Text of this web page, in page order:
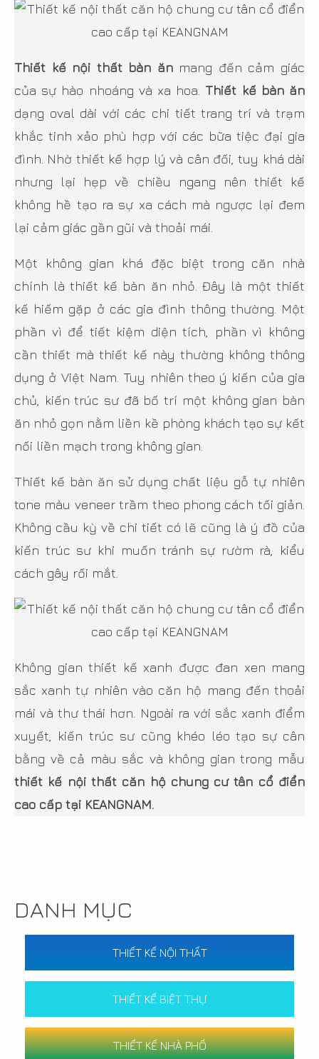
Thiết kế nội thất bàn ănmang đến cảm giác
của sự hào nhoáng và xa hoa.Thiết kế bàn ăn
dạng oval dài với các chi tiết trang trí và trạm
khắc tinh xảo phù hợp với các bữa tiệc đại gia
đình. Nhờ thiết kế hợp lý và cân đối, tuy khá dài
nhưng lại hẹp về chiều ngang nên thiết kế
không hề tạo ra sự xa cách mà ngược lại đem
lại cảm giác gần gũi và thoải mái.
Một không gian khá đặc biệt trong căn nhà
chính là thiết kế bàn ăn nhỏ. Đây là một thiết
kế hiếm gặp ở các gia đình thông thường. Một
phần vì để tiết kiệm diện tích, phần vì không
cần thiết mà thiết kế này thường không thông
dụng ở Việt Nam. Tuy nhiên theo ý kiến của gia
chủ, kiến trúc sư đã bố trí một không gian bàn
ăn nhỏ gọn nằm liền kề phòng khách tạo sự kết
nối liền mạch trong không gian.
Thiết kế bàn ăn sử dụng chất liệu gỗ tự nhiên
tone màu veneer trầm theo phong cách tối giản.
Không cầu kỳ về chi tiết có lẽ cũng là ý đồ của
kiến trúc sư khi muốn tránh sự rườm rà, kiểu
cách gây rối mắt.
Không gian thiết kế xanh được đan xen mang
sắc xanh tự nhiên vào căn hộ mang đến thoải
mái và thư thái hơn. Ngoài ra với sắc xanh điểm
xuyết, kiến trúc sư cũng khéo léo tạo sự cân
bằng về cả màu sắc và không gian trong mẫu
thiết kế nội thất căn hộ chung cư tân cổ điển
cao cấp tại KEANGNAM.
DANH MỤC
THIẾT KẾ NỘI THẤT
THIẾT KẾ BIỆT THỰ
THIẾT KẾ NHÀ PHỐ